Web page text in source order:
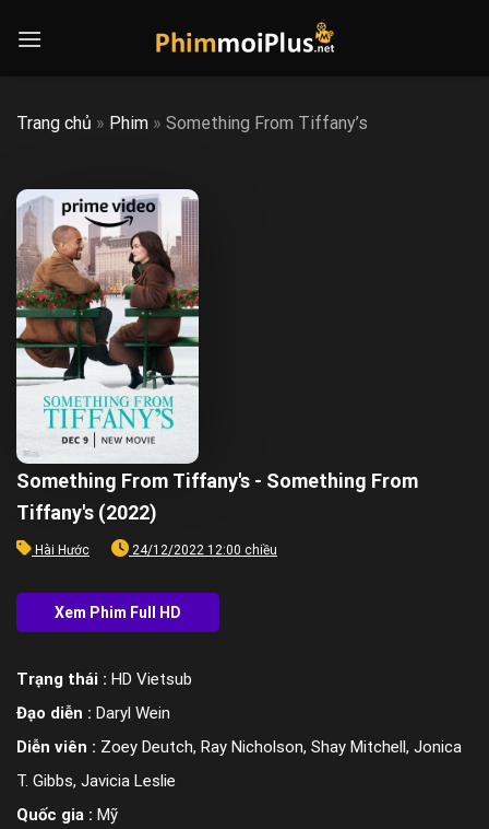
Trang chủ » Phim » Something From Tiffany’s
Something From Tiffany's - Something From
Tiffany's (2022)
Hài Hước 24/12/2022 12:00 chiều
Trạng thái : HD Vietsub
Đạo diễn : Daryl Wein
Diễn viên : Zoey Deutch, Ray Nicholson, Shay Mitchell, Jonica
T. Gibbs, Javicia Leslie
Quốc gia : Mỹ